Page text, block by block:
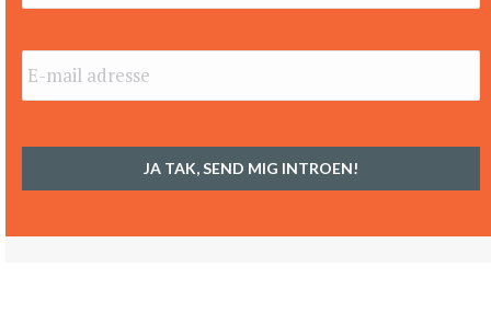
E-
mail